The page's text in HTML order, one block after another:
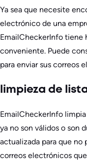
Ya sea que necesite
electrónico de una
EmailCheckerInfo tiene
conveniente. Puede
para enviar sus correos
limpieza de
EmailCheckerInfo
ya no son válidos o son
actualizada para que
correos electrónicos